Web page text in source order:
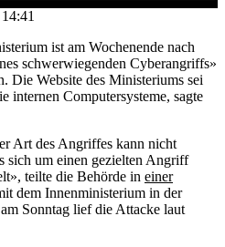
ist am Wochenende nach
schwerwiegenden Cyberangriffs»
Die Website des Ministeriums sei
internen Computersysteme, sagte
Art des Angriffes kann nicht
sich um einen gezielten Angriff
teilte die Behörde in einer
dem Innenministerium in der
Sonntag lief die Attacke laut